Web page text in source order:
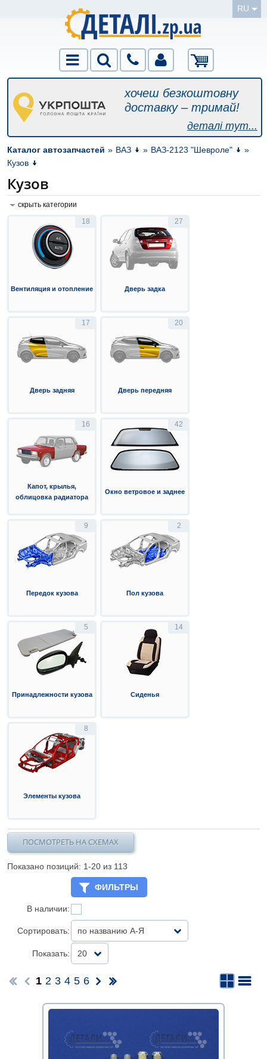
RU
хочеш безкоштовну
доставку – тримай!
деталі тут...
Каталог автозапчастей » ВАЗ » ВАЗ-2123 "Шевроле"
»
Кузов
Кузов
скрыть категории
18
Вентиляция и отопление
27
Дверь задка
17
Дверь задняя
20
Дверь передняя
16
Капот, крылья,
облицовка радиатора
42
Окно ветровое и заднее
9
Передок кузова
2
Пол кузова
5
Принадлежности кузова
14
Сиденья
8
Элементы кузова
ПОСМОТРЕТЬ НА СХЕМАХ
Показано позиций: 1-20 из 113
ФИЛЬТРЫ
В наличии:
Сортировать: по названию А-Я
Показать: 20
1 2 3 4 5 6